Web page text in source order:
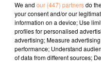
Appartenant à un
échappé du domicile
escapade qui a affolé
l'animal. Parti à sa
sac de croquette a
We and our (447) partnersdo
your consent and/or our
information on a device; Use
profiles for personalised
advertising; Measure
performance; Understand
of data from different sources;